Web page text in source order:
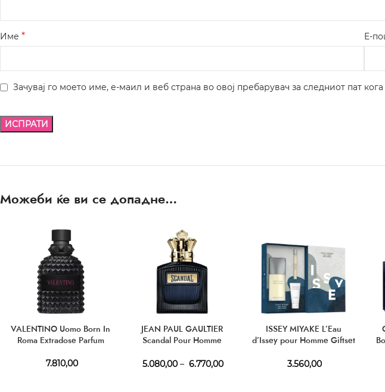
Име * Е-
Зачувај го моето име, е-маил и веб страна во овој пребарувач за следниот пат
Можеби ќе ви се допадне…
VALENTINO Uomo Born In
Roma Extradose Parfum
7.810,00
JEAN PAUL GAULTIER
Scandal Pour Homme
5.080,00 – 6.770,00
ISSEY MIYAKE L’Eau
d’Issey pour Homme Giftset
SG 50 ml
3.560,00